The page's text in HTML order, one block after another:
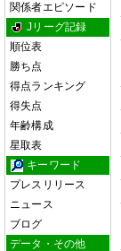
関係者エピソード
Jリーグ記録
順位表
勝ち点
得点ランキング
得失点
年齢構成
星取表
キーワード
プレスリリース
ニュース
ブログ
データ・その他